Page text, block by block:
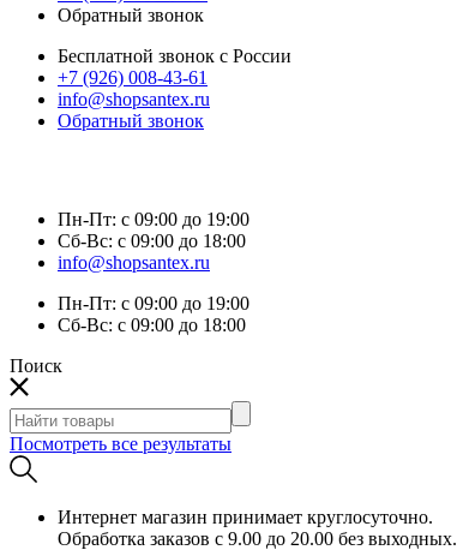
Обратный звонок
Бесплатной звонок с России
+7 (926) 008-43-61
info@shopsantex.ru
Обратный звонок
Пн-Пт: с 09:00 до 19:00
Сб-Вс: с 09:00 до 18:00
info@shopsantex.ru
Пн-Пт: с 09:00 до 19:00
Сб-Вс: с 09:00 до 18:00
Поиск
Посмотреть все результаты
Интернет магазин принимает круглосуточно.
Обработка заказов с 9.00 до 20.00 без выходных.